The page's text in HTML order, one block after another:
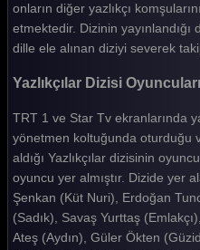
onların diğer yazlıkçı
etmektedir. Dizinin
dille ele alınan diziyi severek
Yazlıkçılar Dizisi
TRT 1 ve Star Tv ekranlarında
yönetmen koltuğunda oturduğu
aldığı Yazlıkçılar dizisinin
oyuncu yer almıştır. Dizide yer
Şenkan (Küt Nuri), Erdoğan
(Sadık), Savaş Yurttaş
Ateş (Aydın), Güler Ökten